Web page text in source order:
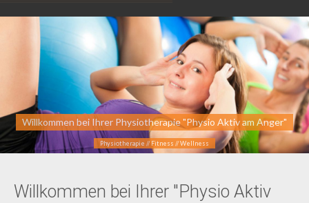
Willkommen bei Ihrer Physiotherapie "Physio Aktiv am Anger"
Physiotherapie // Fitness // Wellness
Willkommen bei Ihrer "Physio Aktiv